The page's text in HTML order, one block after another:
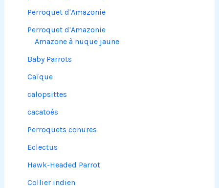
Perroquet d'Amazonie
Perroquet d'Amazonie
Amazone à nuque jaune
Baby Parrots
Caïque
calopsittes
cacatoès
Perroquets conures
Eclectus
Hawk-Headed Parrot
Collier indien